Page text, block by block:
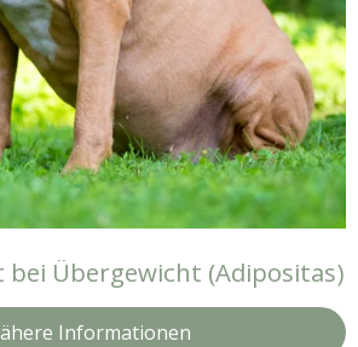
bei Übergewicht (Adipositas)
Informationen